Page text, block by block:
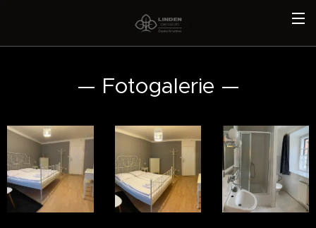
— Fotogalerie —